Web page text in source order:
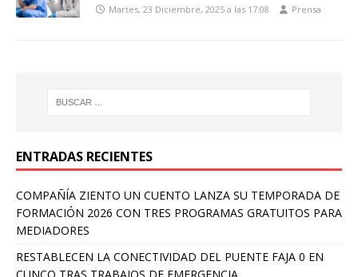
Martes, 23 Diciembre, 2025 a las 17:08 Prensa
ENTRADAS RECIENTES
COMPAÑÍA ZIENTO UN CUENTO LANZA SU TEMPORADA DE
FORMACIÓN 2026 CON TRES PROGRAMAS GRATUITOS PARA
MEDIADORES
RESTABLECEN LA CONECTIVIDAD DEL PUENTE FAJA 0 EN